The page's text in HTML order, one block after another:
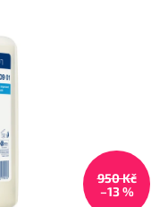
950 Kč
–13 %